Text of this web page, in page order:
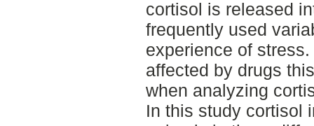
cortisol is released
frequently used
experience of
affected by drugs
when analyzing
In this study cortisol